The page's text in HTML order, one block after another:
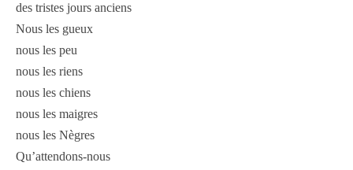
des tristes jours anciens
Nous les gueux
nous les peu
nous les riens
nous les chiens
nous les maigres
nous les Nègres
Qu’attendons-nous